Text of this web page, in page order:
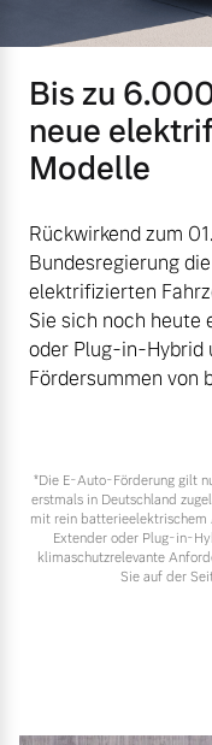
Versicherung
Bis zu
neue
Modelle
Rückwirkend zum
Bundesregierung
elektrifizierten
Sie sich noch heute
oder Plug-in-Hybrid
Fördersummen von
*Die E‑Auto-Förderung gilt
erstmals in Deutschland
mit rein
Extender oder Plug-in-
klimaschutzrelevante
Sie auf der